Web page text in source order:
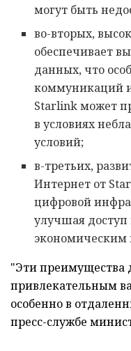
могут быть
во-вторых,
обеспечивает
данных, что
коммуникаций и
Starlink может
в условиях
условий;
в-третьих,
Интернет от
цифровой
улучшая доступ
экономическим
"Эти преимущества
привлекательным
особенно в
пресс-службе